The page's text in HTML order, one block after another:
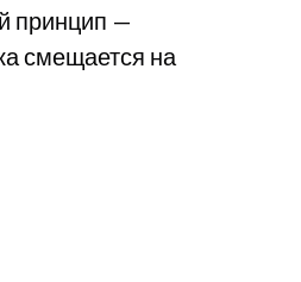
принцип —
смещается на